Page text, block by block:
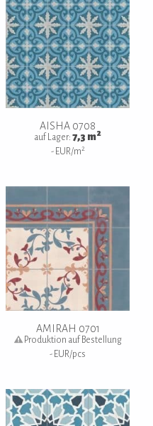
AISHA 0708
auf Lager: 7,3 m2
- EUR/m 2
AMIRAH 0701
Produktion auf Bestellung
- EUR/pcs